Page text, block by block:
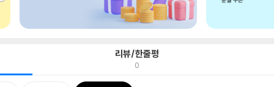
리뷰/한줄평
0